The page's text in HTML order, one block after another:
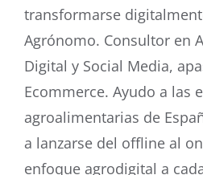
transformarse
Agrónomo. Consultor en
Digital y Social Media,
Ecommerce. Ayudo a las
agroalimentarias de
a lanzarse del offline al
enfoque agrodigital a